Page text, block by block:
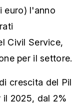
euro) l'anno
Civil Service,
per il settore.
crescita del Pil
il 2025, dal 2%